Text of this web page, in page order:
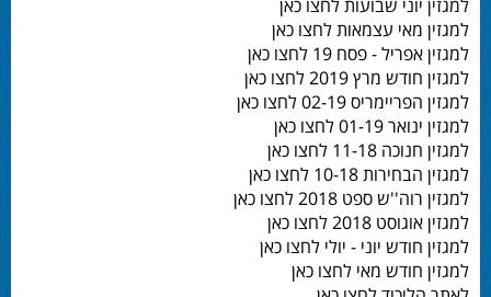
למגזין יוני שבועות לחצו כאן
למגזין מאי עצמאות לחצו כאן
למגזין אפריל - פסח 19 לחצו כאן
למגזין חודש מרץ 2019 לחצו כאן
למגזין הפריימריס 02-19 לחצו כאן
למגזין ינואר 01-19 לחצו כאן
למגזין חנוכה 11-18 לחצו כאן
למגזין הבחירות 10-18 לחצו כאן
למגזין רוה''ש ספט 2018 לחצו כאן
למגזין אוגוסט 2018 לחצו כאן
למגזין חודש יוני - יולי לחצו כאן
למגזין חודש מאי לחצו כאן